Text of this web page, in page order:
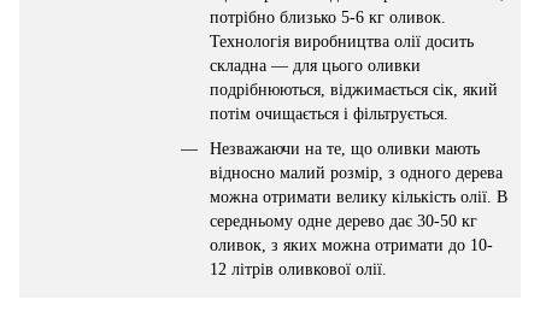
потрібно близько 5-6 кг оливок.
Технологія виробництва олії досить
складна — для цього оливки
подрібнюються, віджимається сік, який
потім очищається і фільтрується.
Незважаючи на те, що оливки мають
відносно малий розмір, з одного дерева
можна отримати велику кількість олії. В
середньому одне дерево дає 30-50 кг
оливок, з яких можна отримати до 10-
12 літрів оливкової олії.